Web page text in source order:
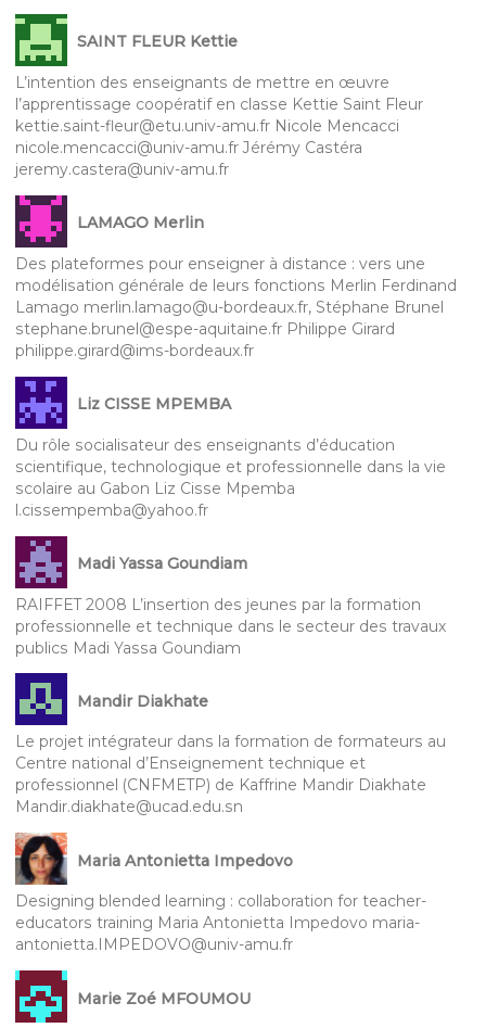
SAINT FLEUR Kettie
L’intention des enseignants de mettre en œuvre
l’apprentissage coopératif en classe Kettie Saint Fleur
kettie.saint-fleur@etu.univ-amu.fr Nicole Mencacci
nicole.mencacci@univ-amu.fr Jérémy Castéra
jeremy.castera@univ-amu.fr
LAMAGO Merlin
Des plateformes pour enseigner à distance : vers une
modélisation générale de leurs fonctions Merlin Ferdinand
Lamago merlin.lamago@u-bordeaux.fr, Stéphane Brunel
stephane.brunel@espe-aquitaine.fr Philippe Girard
philippe.girard@ims-bordeaux.fr
Liz CISSE MPEMBA
Du rôle socialisateur des enseignants d’éducation
scientifique, technologique et professionnelle dans la vie
scolaire au Gabon Liz Cisse Mpemba
l.cissempemba@yahoo.fr
Madi Yassa Goundiam
RAIFFET 2008 L’insertion des jeunes par la formation
professionnelle et technique dans le secteur des travaux
publics Madi Yassa Goundiam
Mandir Diakhate
Le projet intégrateur dans la formation de formateurs au
Centre national d’Enseignement technique et
professionnel (CNFMETP) de Kaffrine Mandir Diakhate
Mandir.diakhate@ucad.edu.sn
Maria Antonietta Impedovo
Designing blended learning : collaboration for teacher-
educators training Maria Antonietta Impedovo maria-
antonietta.IMPEDOVO@univ-amu.fr
Marie Zoé MFOUMOU